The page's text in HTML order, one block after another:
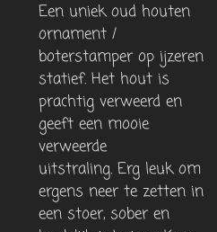
Een uniek oud houten
ornament /
boterstamper op ijzeren
statief. Het hout is
prachtig verweerd en
geeft een mooie
verweerde
uitstraling. Erg leuk om
ergens neer te zetten in
een stoer, sober en